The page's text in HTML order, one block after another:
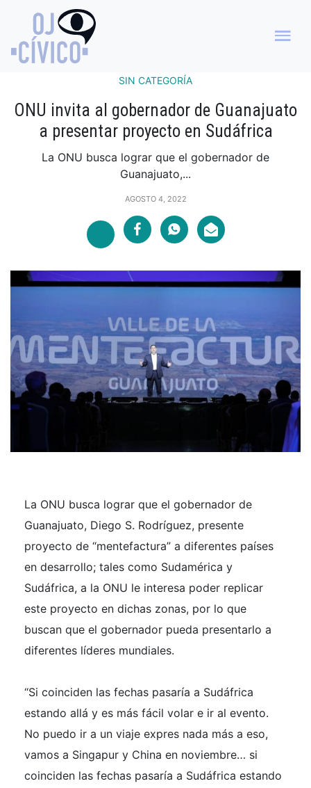
SIN CATEGORÍA
ONU invita al gobernador de Guanajuato
a presentar proyecto en Sudáfrica
La ONU busca lograr que el gobernador de
Guanajuato,...
AGOSTO 4, 2022
La ONU busca lograr que el gobernador de
Guanajuato, Diego S. Rodríguez, presente
proyecto de “mentefactura” a diferentes países
en desarrollo; tales como Sudamérica y
Sudáfrica, a la ONU le interesa poder replicar
este proyecto en dichas zonas, por lo que
buscan que el gobernador pueda presentarlo a
diferentes líderes mundiales.
“Si coinciden las fechas pasaría a Sudáfrica
estando allá y es más fácil volar e ir al evento.
No puedo ir a un viaje expres nada más a eso,
vamos a Singapur y China en noviembre… si
coinciden las fechas pasaría a Sudáfrica estando